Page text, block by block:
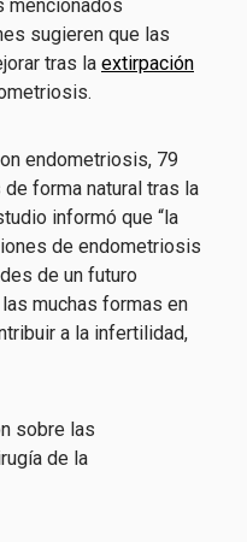
mencionados
sugieren que las
tras la extirpación
endometriosis, 79
forma natural tras la
informó que “la
de endometriosis
de un futuro
muchas formas en
a la infertilidad,
sobre las
de la